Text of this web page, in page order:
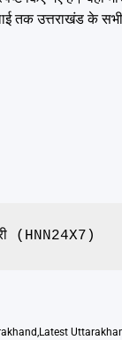
तक उत्तराखंड के
(HNN24X7)
,Latest